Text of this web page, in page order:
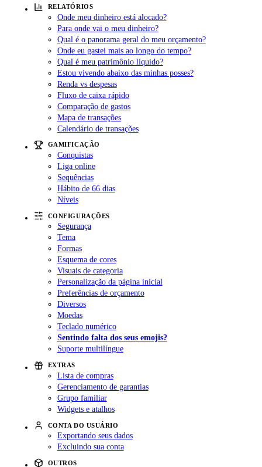
RELATÓRIOS
Onde meu dinheiro está alocado?
Para onde vai o meu dinheiro?
Qual é o panorama geral do meu orçamento?
Onde eu gastei mais ao longo do tempo?
Qual é meu patrimônio líquido?
Estou vivendo abaixo das minhas posses?
Renda vs despesas
Fluxo de caixa rápido
Comparação de gastos
Mapa de transações
Calendário de transações
GAMIFICAÇÃO
Conquistas
Liga online
Sequências
Hábito de 66 dias
Níveis
CONFIGURAÇÕES
Segurança
Tema
Formas
Esquema de cores
Visuais de categoria
Personalização da página inicial
Preferências de orçamento
Diversos
Moedas
Teclado numérico
Sentindo falta dos seus emojis?
Suporte multilíngue
EXTRAS
Lista de compras
Gerenciamento de garantias
Grupo familiar
Widgets e atalhos
CONTA DO USUÁRIO
Exportando seus dados
Excluindo sua conta
OUTROS